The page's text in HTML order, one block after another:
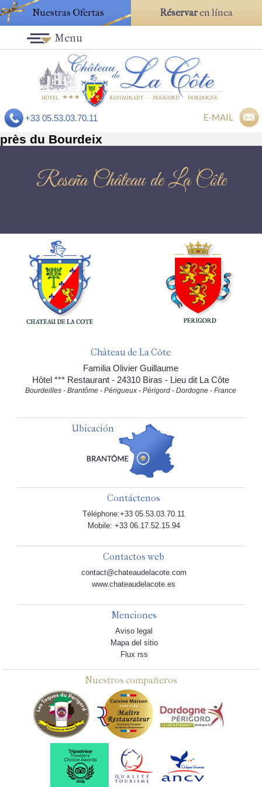
Nuestras Ofertas Réservaren línea
+33 05.53.03.70.11 E-MAIL
Menu
près du Bourdeix
Reseña Château de La Côte
Château de La Côte
Familia Olivier Guillaume
Hôtel *** Restaurant - 24310 Biras - Lieu dit La Côte
Bourdeilles - Brantôme - Périgueux - Périgord - Dordogne - France
Ubicación
Contáctenos
Téléphone:+33 05.53.03.70.11
Mobile: +33 06.17.52.15.94
Contactos web
contact@chateaudelacote.com
www.chateaudelacote.es
Menciones
Aviso legal
Mapa del sitio
Flux rss
Nuestros compañeros